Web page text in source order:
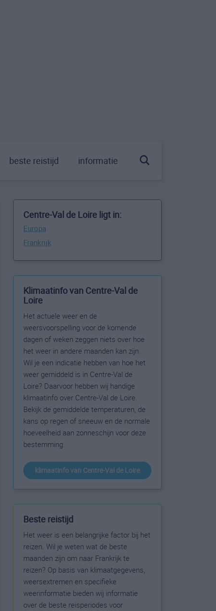
beste reistijd informatie
Centre-Val de Loire ligt in:
Europa
Frankrijk
Klimaatinfo van Centre-Val de
Loire
Het actuele weer en de
weersvoorspelling voor de komende
dagen of weken zeggen niets over hoe
het weer in andere maanden kan zijn.
Wil je een indicatie hebben van hoe het
weer gemiddeld is in Centre-Val de
Loire? Daarvoor hebben wij handige
klimaatinfo over Centre-Val de Loire.
Bekijk de gemiddelde temperaturen, de
kans op regen of sneeuw en de normale
hoeveelheid aan zonneschijn voor deze
bestemming.
klimaatinfo van Centre-Val de Loire
Beste reistijd
Het weer is een belangrijke factor bij het
reizen. Wil je weten wat de beste
maanden zijn om naar Frankrijk te
reizen? Op basis van klimaatgegevens,
weersextremen en specifieke
weerinformatie bieden wij informatie
over de beste reisperiodes voor